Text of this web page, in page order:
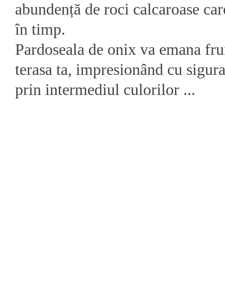
abundență de roci calcaroase
în timp.
Pardoseala de onix va emana
terasa ta, impresionând cu
prin intermediul culorilor ...